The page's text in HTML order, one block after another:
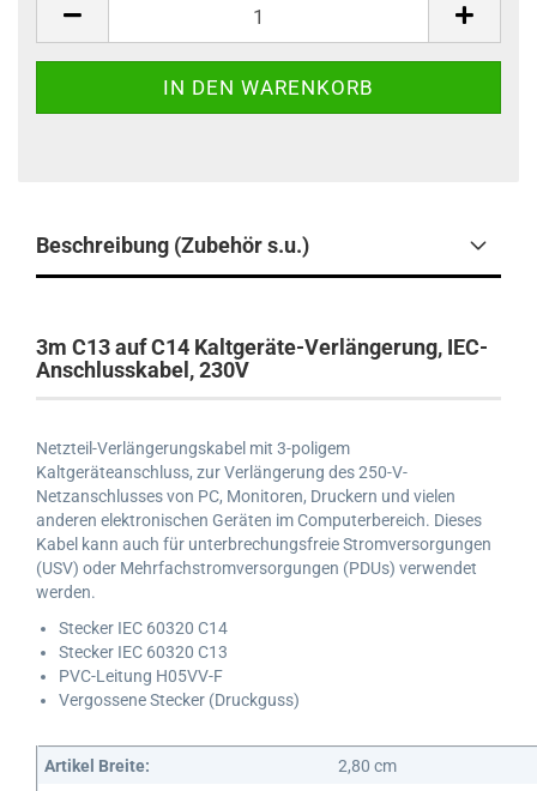
Beschreibung (Zubehör s.u.)
3m C13 auf C14 Kaltgeräte-Verlängerung, IEC-
Anschlusskabel, 230V
Netzteil-Verlängerungskabel mit 3-poligem
Kaltgeräteanschluss, zur Verlängerung des 250-V-
Netzanschlusses von PC, Monitoren, Druckern und vielen
anderen elektronischen Geräten im Computerbereich. Dieses
Kabel kann auch für unterbrechungsfreie Stromversorgungen
(USV) oder Mehrfachstromversorgungen (PDUs) verwendet
werden.
Stecker IEC 60320 C14
Stecker IEC 60320 C13
PVC-Leitung H05VV-F
Vergossene Stecker (Druckguss)
Artikel Breite:
2,80 cm